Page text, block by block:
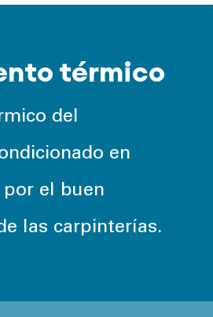
térmico
del
en
el buen
las carpinterías.